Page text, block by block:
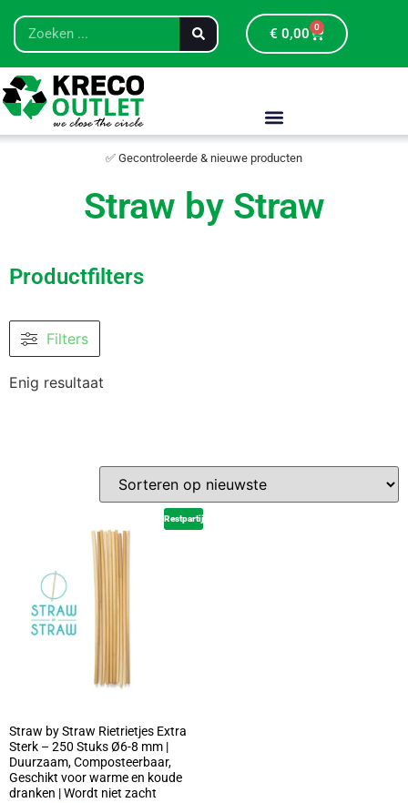
€ 0,00 0
✅ Gecontroleerde & nieuwe producten
Straw by Straw
Productfilters
Filters
Enig resultaat
Restpartij
Straw by Straw Rietrietjes Extra
Sterk – 250 Stuks Ø6-8 mm |
Duurzaam, Composteerbaar,
Geschikt voor warme en koude
dranken | Wordt niet zacht